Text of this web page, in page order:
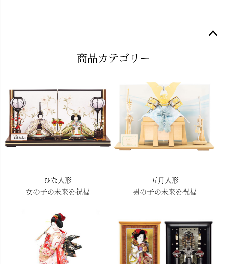
商品カテゴリー
ひな人形
女の子の未来を祝福
五月人形
男の子の未来を祝福